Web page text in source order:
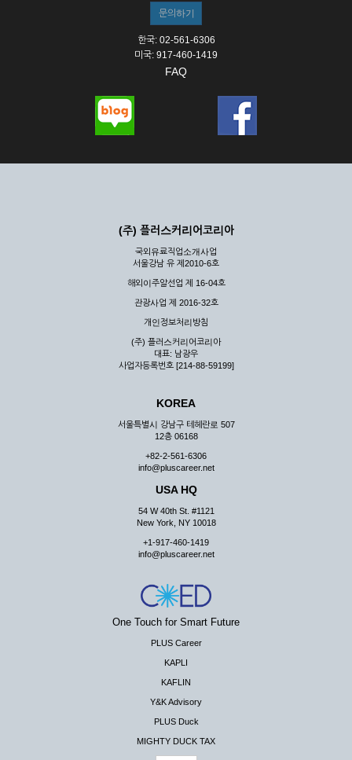
한국: 02-561-6306
미국: 917-460-1419
FAQ
(주) 플러스커리어코리아
국외유료직업소개사업
서울강남 유 제2010-6호
해외이주알선업 제 16-04호
관광사업 제 2016-32호
개인정보처리방침
(주) 플러스커리어코리아
대표: 남광우
사업자등록번호 [214-88-59199]
KOREA
서울특별시 강남구 테헤란로 507
12층 06168
+82-2-561-6306
info@pluscareer.net
USA HQ
54 W 40th St. #1121
New York, NY 10018
+1-917-460-1419
info@pluscareer.net
One Touch for Smart Future
PLUS Career
KAPLI
KAFLIN
Y&K Advisory
PLUS Duck
MIGHTY DUCK TAX